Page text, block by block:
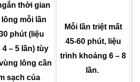
thời gian
mỗi lần
phút (liệu
– 5 lần) tùy
lông cần
sạch của
Mỗi lần triệt mất
45-60 phút, liệu
trình khoảng 6 – 8
lần.